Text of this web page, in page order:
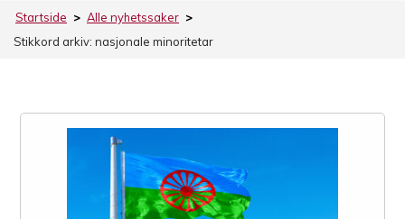
Startside > Alle nyhetssaker >
Stikkord arkiv: nasjonale minoritetar